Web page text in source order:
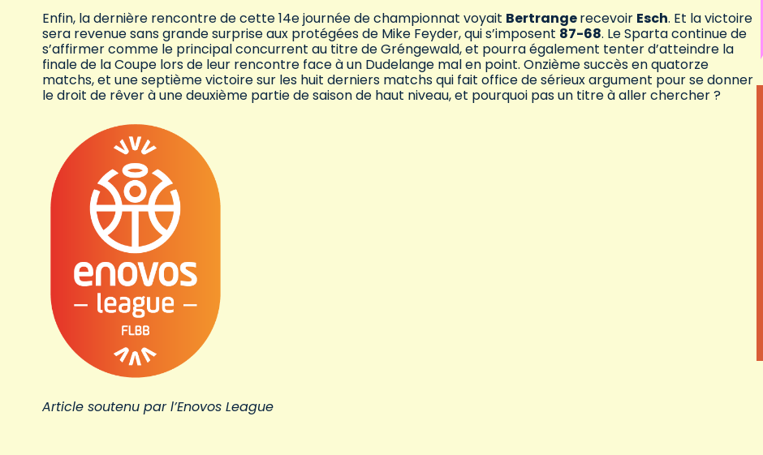
Enfin, la dernière rencontre de cette 14e journée de championnat voyait Bertrangerecevoir Esch. Et la victoire
sera revenue sans grande surprise aux protégées de Mike Feyder, qui s’imposent 87-68. Le Sparta continue de
s’affirmer comme le principal concurrent au titre de Gréngewald, et pourra également tenter d’atteindre la
finale de la Coupe lors de leur rencontre face à un Dudelange mal en point. Onzième succès en quatorze
matchs, et une septième victoire sur les huit derniers matchs qui fait office de sérieux argument pour se donner
le droit de rêver à une deuxième partie de saison de haut niveau, et pourquoi pas un titre à aller chercher ?
Article soutenu par l’Enovos League